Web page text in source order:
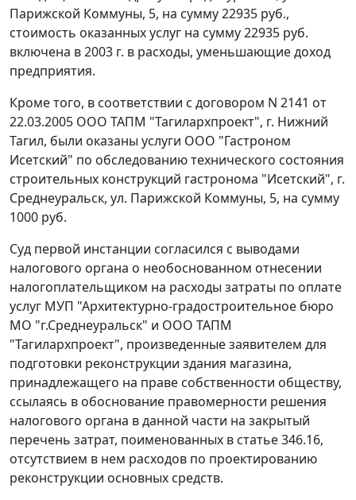
Парижской Коммуны, 5, на сумму 22935 руб.,
стоимость оказанных услуг на сумму 22935 руб.
включена в 2003 г. в расходы, уменьшающие доход
предприятия.
Кроме того, в соответствии с договором N 2141 от
22.03.2005 ООО ТАПМ "Тагилархпроект", г. Нижний
Тагил, были оказаны услуги ООО "Гастроном
Исетский" по обследованию технического состояния
строительных конструкций гастронома "Исетский", г.
Среднеуральск, ул. Парижской Коммуны, 5, на сумму
1000 руб.
Суд первой инстанции согласился с выводами
налогового органа о необоснованном отнесении
налогоплательщиком на расходы затраты по оплате
услуг МУП "Архитектурно-градостроительное бюро
МО "г.Среднеуральск" и ООО ТАПМ
"Тагилархпроект", произведенные заявителем для
подготовки реконструкции здания магазина,
принадлежащего на праве собственности обществу,
ссылаясь в обоснование правомерности решения
налогового органа в данной части на закрытый
перечень затрат, поименованных в статье 346.16,
отсутствием в нем расходов по проектированию
реконструкции основных средств.